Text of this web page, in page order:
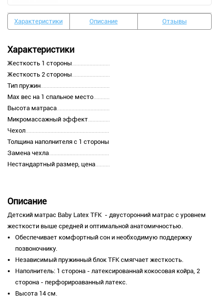
Характеристики Описание Отзывы
Характеристики
Жесткость 1 стороны
Жесткость 2 стороны
Тип пружин
Max вес на 1 спальное место
Высота матраса
Микромассажный эффект
Чехол
Толщина наполнителя с 1 стороны
Замена чехла
Нестандартный размер, цена
Описание
Детский матрас Baby Latex TFK - двусторонний матрас с уровнем
жесткости выше средней и оптимальной анатомичностью.
Обеспечивает комфортный сон и необходимую поддержку
позвоночнику.
Независимый пружинный блок TFK смягчает жесткость.
Наполнитель: 1 сторона - латексированнай кокосовая койра, 2
сторона - перфорироаванный латекс.
Высота 14 см.